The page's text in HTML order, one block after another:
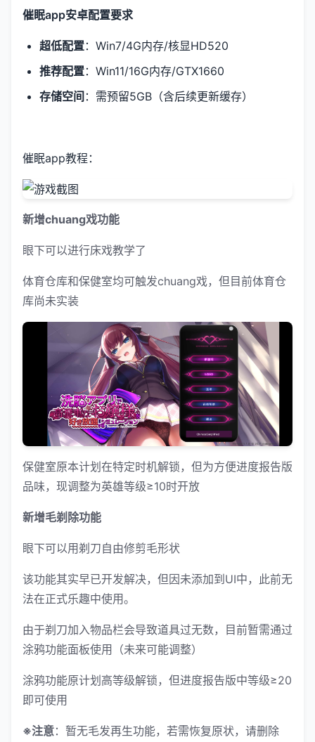
催眠app安卓配置要求
​超低配置​​：Win7/4G内存/核显HD520
​推荐配置​​：Win11/16G内存/GTX1660
​存储空间​ ​：需预留5GB（含后续更新缓存）
催眠app教程：
新增chuang戏功能
眼下可以进行床戏教学了
体育仓库和保健室均可触发chuang戏，但目前体育仓
库尚未实装
保健室原本计划在特定时机解锁，但为方便进度报告版
品味，现调整为英雄等级≥10时开放
新增毛剃除功能
眼下可以用剃刀自由修剪毛形状
该功能其实早已开发解决，但因未添加到UI中，此前无
法在正式乐趣中使用。
由于剃刀加入物品栏会导致道具过无数，目前暂需通过
涂鸦功能面板使用（未来可能调整）
涂鸦功能原计划高等级解锁，但进度报告版中等级≥20
即可使用
※注意：暂无毛发再生功能，若需恢复原状，请删除